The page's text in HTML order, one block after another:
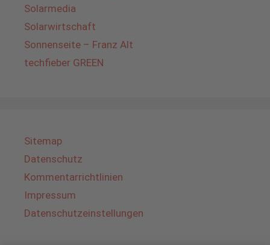
Solarmedia
Solarwirtschaft
Sonnenseite – Franz Alt
techfieber GREEN
Sitemap
Datenschutz
Kommentarrichtlinien
Impressum
Datenschutzeinstellungen